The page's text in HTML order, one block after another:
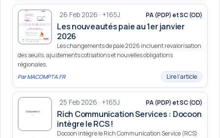
26 Feb 2026 · +165J PA (PDP) et SC (OD)
Les nouveautés paie au 1er janvier
2026
Les changements de paie 2026 incluent revalorisation
des seuils, ajustements cotisations et nouvelles obligations
régionales.
ParMACOMPTA.FR Lire l’article
25 Feb 2026 · +165J PA (PDP) et SC (OD)
Rich Communication Services : Docoon
intègre le RCS !
Docoon intègre le Rich Communication Service (RCS)